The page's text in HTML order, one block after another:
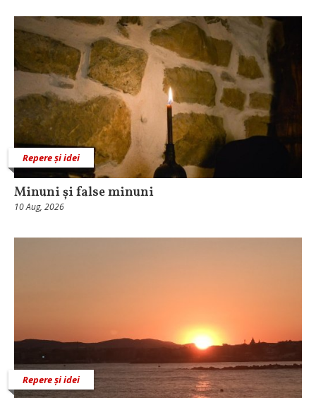
Repere și idei
Minuni și false minuni
10 Aug, 2026
Repere și idei